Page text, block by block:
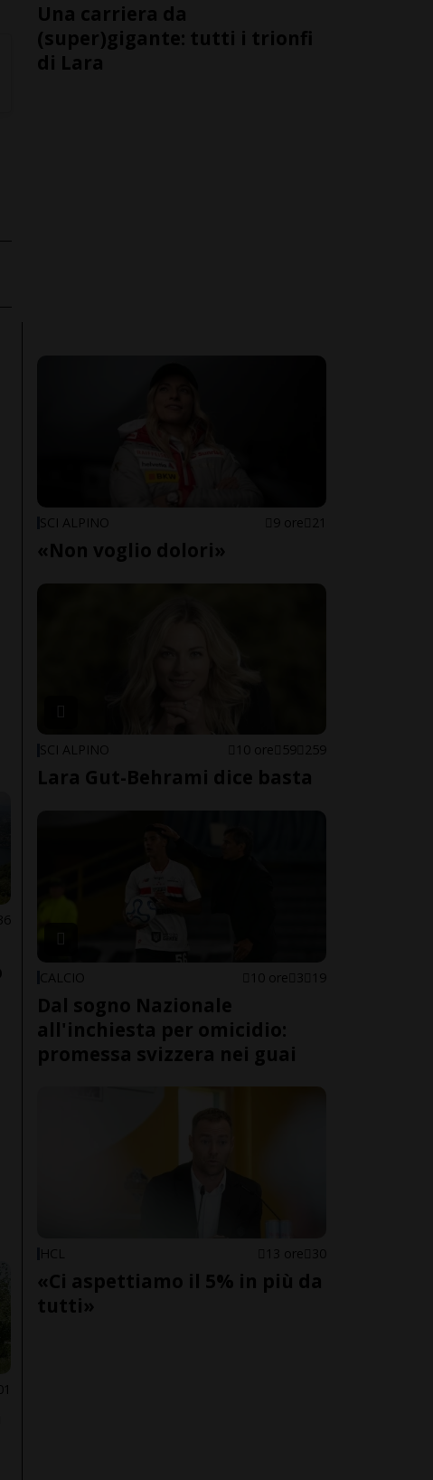
Una carriera da
(super)gigante: tutti i trionfi
di Lara
SCI ALPINO 9 ore 21
«Non voglio dolori»
SCI ALPINO 10 ore 59 259
Lara Gut-Behrami dice basta
CALCIO 10 ore 3 19
Dal sogno Nazionale
all'inchiesta per omicidio:
promessa svizzera nei guai
HCL 13 ore 30
«Ci aspettiamo il 5% in più da
tutti»